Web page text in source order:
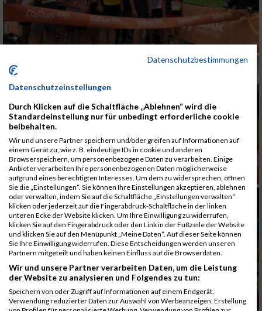
Datenschutzbestimmungen
Datenschutzeinstellungen
Durch Klicken auf die Schaltfläche „Ablehnen“ wird die
Standardeinstellung nur für unbedingt erforderliche cookie
beibehalten.
Wir und unsere Partner speichern und/oder greifen auf Informationen auf
einem Gerät zu, wie z. B. eindeutige IDs in cookie und anderen
Browserspeichern, um personenbezogene Daten zu verarbeiten. Einige
Anbieter verarbeiten Ihre personenbezogenen Daten möglicherweise
aufgrund eines berechtigten Interesses. Um dem zu widersprechen, öffnen
Sie die „Einstellungen“. Sie können Ihre Einstellungen akzeptieren, ablehnen
oder verwalten, indem Sie auf die Schaltfläche „Einstellungen verwalten“
klicken oder jederzeit auf die Fingerabdruck-Schaltfläche in der linken
unteren Ecke der Website klicken. Um Ihre Einwilligung zu widerrufen,
klicken Sie auf den Fingerabdruck oder den Link in der Fußzeile der Website
und klicken Sie auf den Menüpunkt „Meine Daten“. Auf dieser Seite können
Sie Ihre Einwilligung widerrufen. Diese Entscheidungen werden unseren
Partnern mitgeteilt und haben keinen Einfluss auf die Browserdaten.
Wir und unsere Partner verarbeiten Daten, um die Leistung
der Website zu analysieren und Folgendes zu tun:
Speichern von oder Zugriff auf Informationen auf einem Endgerät.
Verwendung reduzierter Daten zur Auswahl von Werbeanzeigen. Erstellung